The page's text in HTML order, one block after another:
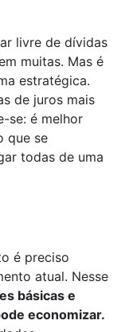
livre de dívidas
muitas. Mas é
estratégica.
de juros mais
se: é melhor
que se
todas de uma
é preciso
atual. Nesse
básicas e
economizar.